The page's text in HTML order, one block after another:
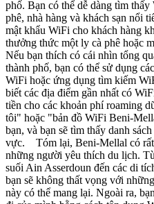
phố. Bạn có thể dễ dàng tìm
phê, nhà hàng và khách sạn nổi
mật khẩu WiFi cho khách hàng
thưởng thức một ly cà phê hoặc
Nếu bạn thích có cái nhìn tổng
thành phố, bạn có thể sử dụng
WiFi hoặc ứng dụng tìm kiếm
biết các địa điểm gần nhất có
tiền cho các khoản phí roaming
tôi" hoặc "bản đồ WiFi Beni-
bạn, và bạn sẽ tìm thấy danh
vực. Tóm lại, Beni-Mellal có rất
những người yêu thích du lịch.
suối Ain Asserdoun đến các di
bạn sẽ không thất vọng với
này có thể mang lại. Ngoài ra,